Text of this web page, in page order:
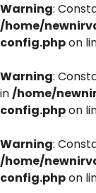
Warning:
/home/
config.phpon
Warning:
in/home/
config.phpon
Warning:
/home/
config.phpon